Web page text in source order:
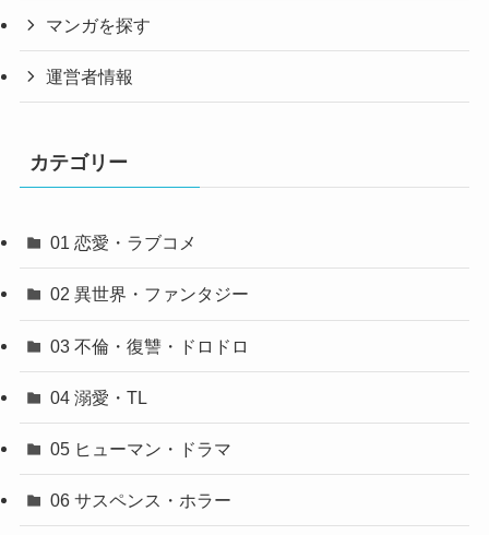
マンガを探す
運営者情報
カテゴリー
01 恋愛・ラブコメ
02 異世界・ファンタジー
03 不倫・復讐・ドロドロ
04 溺愛・TL
05 ヒューマン・ドラマ
06 サスペンス・ホラー